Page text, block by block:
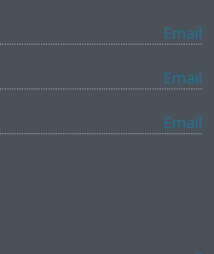
Email
Email
Email